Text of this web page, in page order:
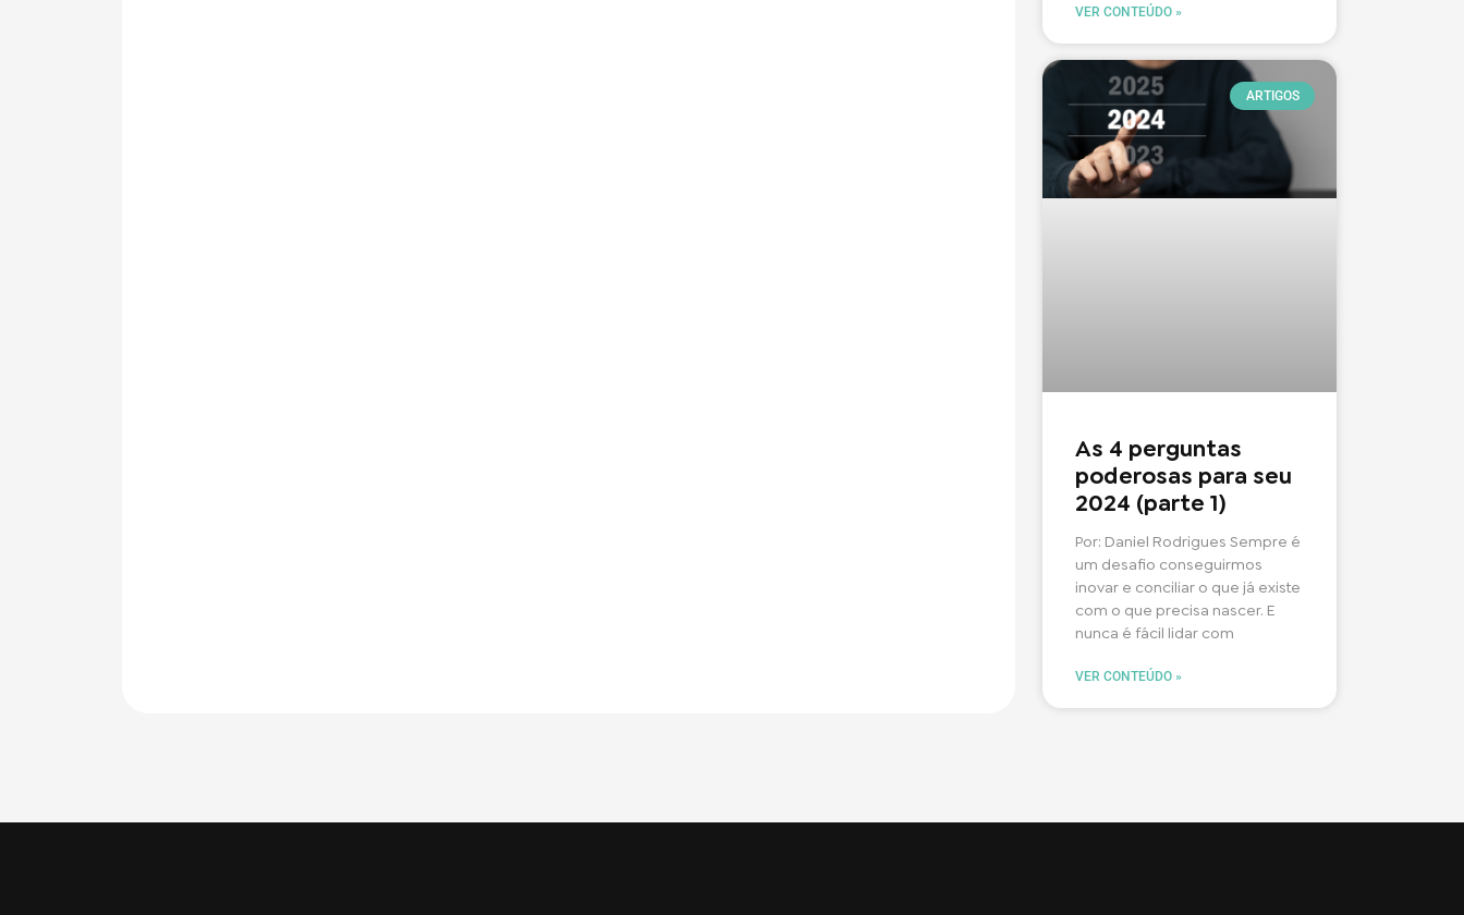
VER CONTEÚDO »
ARTIGOS
As 4 perguntas
poderosas para seu
2024 (parte 1)
Por: Daniel Rodrigues Sempre é
um desafio conseguirmos
inovar e conciliar o que já existe
com o que precisa nascer. E
nunca é fácil lidar com
VER CONTEÚDO »